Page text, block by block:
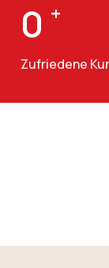
0 +
Zufriedene